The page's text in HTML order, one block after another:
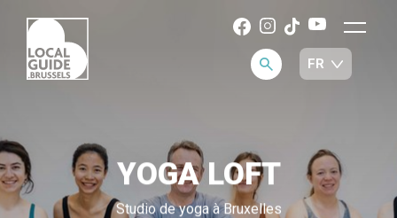
YOGA LOFT
Studio de yoga à Bruxelles